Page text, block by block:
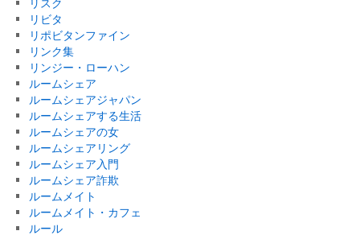
リビタ
リポビタンファイン
リンク集
リンジー・ローハン
ルームシェア
ルームシェアジャパン
ルームシェアする生活
ルームシェアの女
ルームシェアリング
ルームシェア入門
ルームシェア詐欺
ルームメイト
ルームメイト・カフェ
ルール